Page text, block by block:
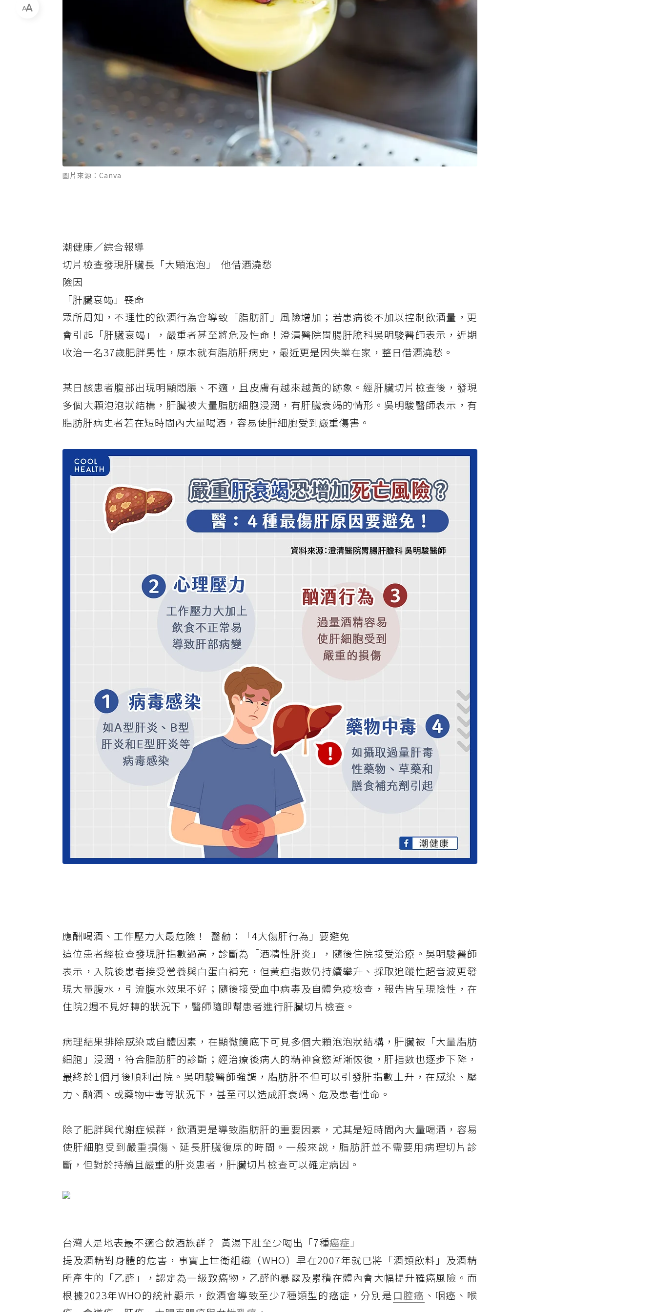
圖片來源：Canva
潮健康／綜合報導
切片檢查發現肝臟長「大顆泡泡」 他借酒澆愁
險因
「肝臟衰竭」喪命
眾所周知，不理性的飲酒行為會導致「脂肪肝」風險增加；若患病後不加以控制飲酒量，更
會引起「肝臟衰竭」，嚴重者甚至將危及性命！澄清醫院胃腸肝膽科吳明駿醫師表示，近期
收治一名37歲肥胖男性，原本就有脂肪肝病史，最近更是因失業在家，整日借酒澆愁。
某日該患者腹部出現明顯悶脹、不適，且皮膚有越來越黃的跡象。經肝臟切片檢查後，發現
多個大顆泡泡狀結構，肝臟被大量脂肪細胞浸潤，有肝臟衰竭的情形。吳明駿醫師表示，有
脂肪肝病史者若在短時間內大量喝酒，容易使肝細胞受到嚴重傷害。
應酬喝酒、工作壓力大最危險！ 醫勸：「4大傷肝行為」要避免
這位患者經檢查發現肝指數過高，診斷為「酒精性肝炎」，隨後住院接受治療。吳明駿醫師
表示，入院後患者接受營養與白蛋白補充，但黃疸指數仍持續攀升、採取追蹤性超音波更發
現大量腹水，引流腹水效果不好；隨後接受血中病毒及自體免疫檢查，報告皆呈現陰性，在
住院2週不見好轉的狀況下，醫師隨即幫患者進行肝臟切片檢查。
病理結果排除感染或自體因素，在顯微鏡底下可見多個大顆泡泡狀結構，肝臟被「大量脂肪
細胞」浸潤，符合脂肪肝的診斷；經治療後病人的精神食慾漸漸恢復，肝指數也逐步下降，
最終於1個月後順利出院。吳明駿醫師強調，脂肪肝不但可以引發肝指數上升，在感染、壓
力、酗酒、或藥物中毒等狀況下，甚至可以造成肝衰竭、危及患者性命。
除了肥胖與代謝症候群，飲酒更是導致脂肪肝的重要因素，尤其是短時間內大量喝酒，容易
使肝細胞受到嚴重損傷、延長肝臟復原的時間。一般來說，脂肪肝並不需要用病理切片診
斷，但對於持續且嚴重的肝炎患者，肝臟切片檢查可以確定病因。
台灣人是地表最不適合飲酒族群？ 黃湯下肚至少喝出「7種癌症 」
提及酒精對身體的危害，事實上世衛組織（WHO）早在2007年就已將「酒類飲料」及酒精
所產生的「乙醛」，認定為一級致癌物，乙醛的暴露及累積在體內會大幅提升罹癌風險。而
根據2023年WHO的統計顯示，飲酒會導致至少7種類型的癌症，分別是口腔癌 、咽癌、喉